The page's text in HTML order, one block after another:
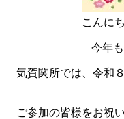
こんに
今年もあと
気賀関所では、令和
ご参加の皆様をお祝